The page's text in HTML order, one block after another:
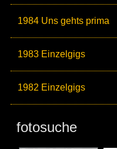
1984 Uns gehts prima
1983 Einzelgigs
1982 Einzelgigs
fotosuche